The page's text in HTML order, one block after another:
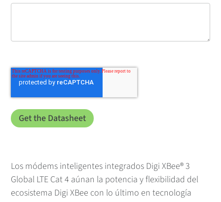
Los módems inteligentes integrados Digi XBee® 3
Global LTE Cat 4 aúnan la potencia y flexibilidad del
ecosistema Digi XBee con lo último en tecnología